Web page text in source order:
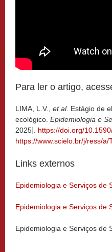
Para ler o artigo,
LIMA, L.V., et al. Estágio de
ecológico. Epidemiologia e
2025]. https://doi.org/
https://www.scielo.br/j/ress/
Links externos
Epidemiologia e Serviços de
Epidemiologia e Serviços de
Epidemiologia e Serviços de